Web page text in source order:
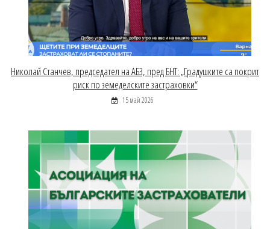
Николай Станчев, председател на АБЗ, пред БНТ: „Градушките са покрит
риск по земеделските застраховки“
15 май 2026